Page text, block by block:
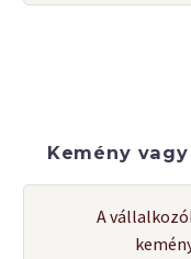
Kemény
A